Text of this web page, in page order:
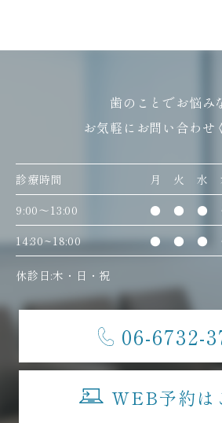
歯のことでお悩み
お気軽にお問い合わせ
診療時間 月 火 水
9:00〜13:00
● ● ●
14:30~18:00
● ● ●
休診日:木・日・祝
06-6732-
WEB予約は